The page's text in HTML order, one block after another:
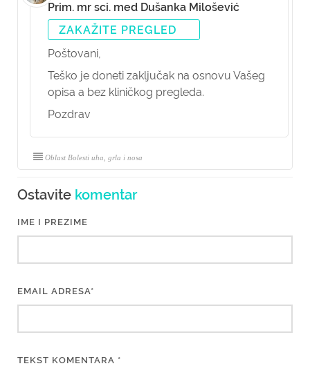
Prim. mr sci. med Dušanka Milošević
ZAKAŽITE PREGLED
Poštovani,
Teško je doneti zaključak na osnovu Vašeg
opisa a bez kliničkog pregleda.
Pozdrav
Oblast Bolesti uha, grla i nosa
Ostavite komentar
IME I PREZIME
EMAIL ADRESA*
TEKST KOMENTARA *